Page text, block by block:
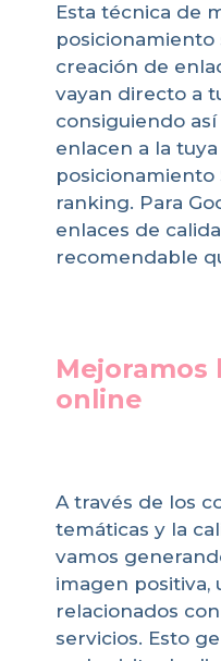
Esta técnica de
posicionamiento
creación de
vayan directo a
consiguiendo
enlacen a la
posicionamiento
ranking. Para
enlaces de
recomendable
Mejoramos
online
A través de los
temáticas y la
vamos
imagen positiva,
relacionados
servicios. Esto